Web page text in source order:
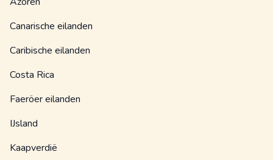
Canarische eilanden
Caribische eilanden
Costa Rica
Faeröer eilanden
IJsland
Kaapverdië